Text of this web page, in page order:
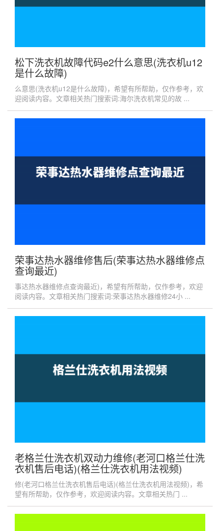
松下洗衣机故障代码e2什么意思(洗衣机u12
是什么故障)
么意思(洗衣机u12是什么故障)，希望有所帮助，仅作参考，欢
迎阅读内容。文章相关热门搜索词:海尔洗衣机常见的故 ...
荣事达热水器维修售后(荣事达热水器维修点
查询最近)
事达热水器维修点查询最近)，希望有所帮助，仅作参考，欢迎
阅读内容。文章相关热门搜索词:荣事达热水器维修24小 ...
老格兰仕洗衣机双动力维修(老河口格兰仕洗
衣机售后电话)(格兰仕洗衣机用法视频)
修(老河口格兰仕洗衣机售后电话)(格兰仕洗衣机用法视频)，希
望有所帮助，仅作参考，欢迎阅读内容。文章相关热门 ...